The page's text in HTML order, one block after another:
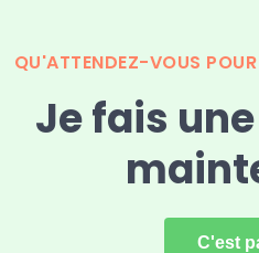
QU'ATTENDEZ-VOUS
Je fais
C'est